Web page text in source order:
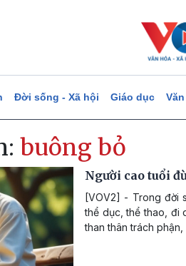
Đời sống - Xã hội Giáo dục
buông bỏ
Người cao tuổi
[VOV2] - Trong đời
thể dục, thể thao, đi
than thân trách